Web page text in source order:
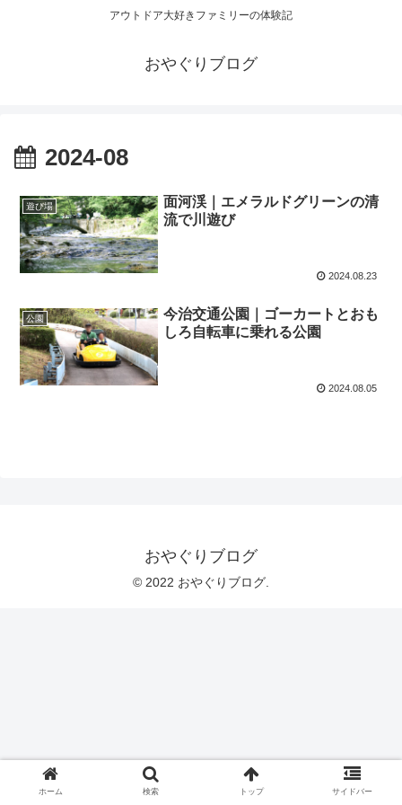
アウトドア大好きファミリーの体験記
おやぐりブログ
2024-08
遊び場
面河渓｜エメラルドグリーンの清
流で川遊び
2024.08.23
公園
今治交通公園｜ゴーカートとおも
しろ自転車に乗れる公園
2024.08.05
おやぐりブログ
© 2022 おやぐりブログ.
ホーム 検索 トップ サイドバー